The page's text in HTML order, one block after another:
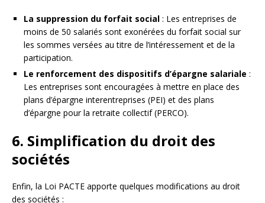
La suppression du forfait social : Les entreprises de
moins de 50 salariés sont exonérées du forfait social sur
les sommes versées au titre de l’intéressement et de la
participation.
Le renforcement des dispositifs d’épargne salariale :
Les entreprises sont encouragées à mettre en place des
plans d’épargne interentreprises (PEI) et des plans
d’épargne pour la retraite collectif (PERCO).
6. Simplification du droit des
sociétés
Enfin, la Loi PACTE apporte quelques modifications au droit
des sociétés :